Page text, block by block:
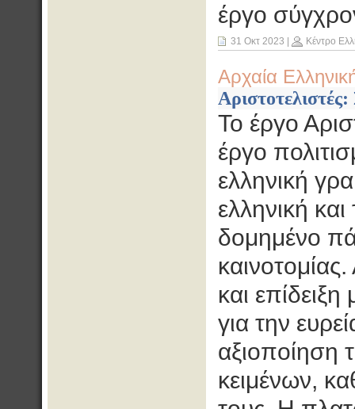
έργο
31 Οκτ 2023 Κέντρο
Αρχαία
Το έργο
έργο
ελληνική
ελληνική
δομημένο
και
για την
αξιοποίηση
κειμένων,